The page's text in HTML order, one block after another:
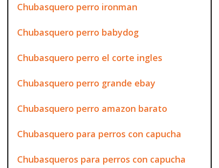
Chubasquero perro ironman
Chubasquero perro babydog
Chubasquero perro el corte ingles
Chubasquero perro grande ebay
Chubasquero perro amazon barato
Chubasquero para perros con capucha
Chubasqueros para perros con capucha